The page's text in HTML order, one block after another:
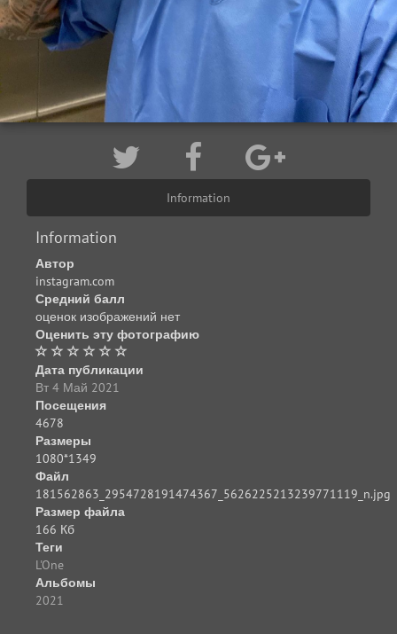
Information
Information
Автор
instagram.com
Средний балл
оценок изображений нет
Оценить эту фотографию
Дата публикации
Вт 4 Май 2021
Посещения
4678
Размеры
1080*1349
Файл
181562863_2954728191474367_5626225213239771119_n.jpg
Размер файла
166 Кб
Теги
L'One
Альбомы
2021